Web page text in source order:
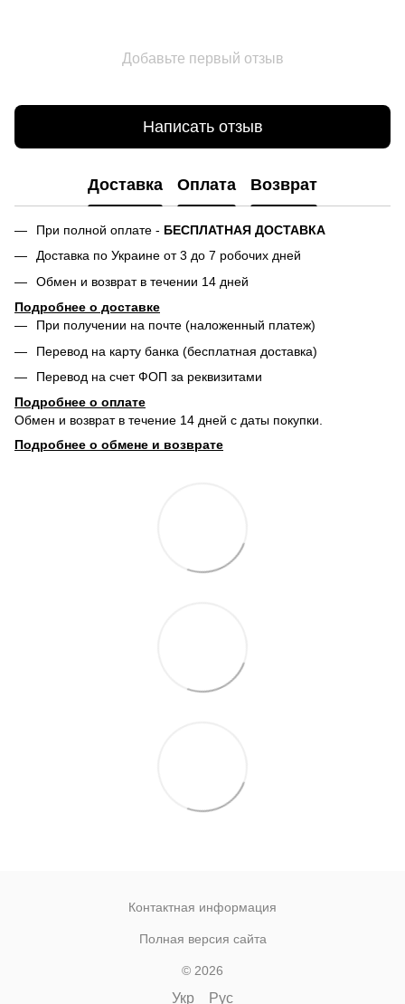
Добавьте первый отзыв
Написать отзыв
Доставка Оплата Возврат
При полной оплате - БЕСПЛАТНАЯ ДОСТАВКА
Доставка по Украине от 3 до 7 робочих дней
Обмен и возврат в течении 14 дней
Подробнее о доставке
При получении на почте (наложенный платеж)
Перевод на карту банка (бесплатная доставка)
Перевод на счет ФОП за реквизитами
Подробнее о оплате
Обмен и возврат в течение 14 дней с даты покупки.
Подробнее о обмене и возврате
Контактная информация
Полная версия сайта
© 2026
Укр Рус